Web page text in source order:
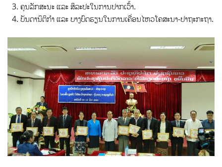
ຄຸນລັກສະນະ ແລະ ສິລະປະໃນການປາກເວົ້າ.
ບັນດານິຕິກຳ ແລະ ບາງບົດຮຽນໃນການເຄື່ອນໄຫວໂຄສະນາ-ປາຖະກະຖາ.